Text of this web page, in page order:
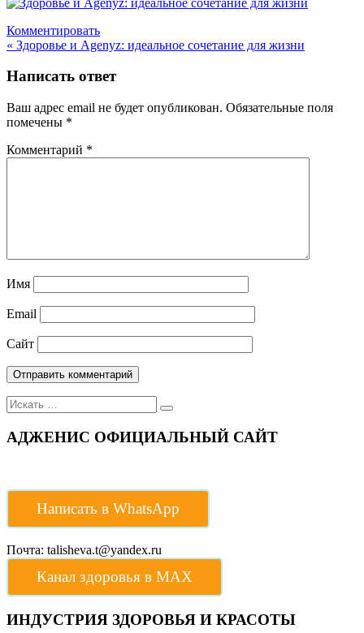
Комментировать
Навигация
по
« Здоровье и Agenyz: идеальное сочетание для жизни
Написать ответ
Ваш адрес email не будет опубликован. Обязательные поля
помечены *
Комментарий *
Имя
Email
Сайт
Поиск
для:
АДЖЕНИС ОФИЦИАЛЬНЫЙ САЙТ
Написать в WhatsApp
Почта: talisheva.t@yandex.ru
Канал здоровья в МАХ
ИНДУСТРИЯ ЗДОРОВЬЯ И КРАСОТЫ